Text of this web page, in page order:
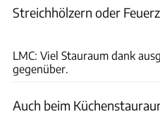
Streichhölzern oder
LMC: Viel Stauraum dank
gegenüber.
Auch beim